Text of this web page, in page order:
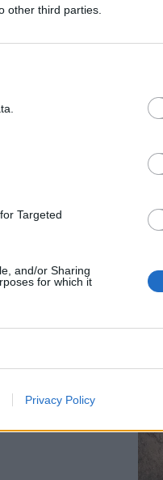
other third parties.
Targeted
and/or Sharing
for which it
Privacy Policy